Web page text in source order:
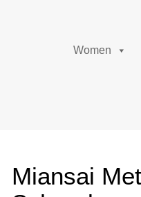
Women
Miansai